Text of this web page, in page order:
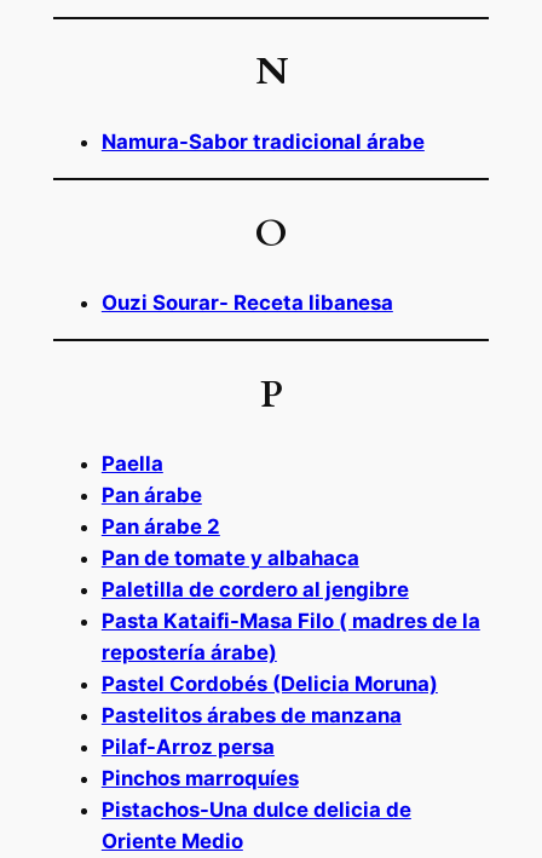
N
Namura-Sabor tradicional árabe
O
Ouzi Sourar- Receta libanesa
P
Paella
Pan árabe
Pan árabe 2
Pan de tomate y albahaca
Paletilla de cordero al jengibre
Pasta Kataifi-Masa Filo ( madres de la
repostería árabe)
Pastel Cordobés (Delicia Moruna)
Pastelitos árabes de manzana
Pilaf-Arroz persa
Pinchos marroquíes
Pistachos-Una dulce delicia de
Oriente Medio